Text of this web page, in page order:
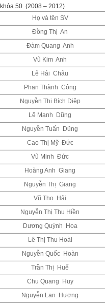
50(2008 – 2012)
Họ và tên SV
Đồng Thị An
Đàm Quang Anh
Vũ Kim Anh
Lê Hải Châu
Phan Thành Công
Nguyễn Thị Bích Diệp
Lê Mạnh Dũng
Nguyễn Tuấn Dũng
Cao Thị Mỹ Đức
Vũ Minh Đức
Hoàng Anh Giang
Nguyễn Thị Giang
Vũ Thọ Hải
Nguyễn Thị Thu Hiền
Dương Quỳnh Hoa
Lê Thị Thu Hoài
Nguyễn Quốc Hoàn
Trần Thị Huế
Chu Quang Huy
Nguyễn Lan Hương